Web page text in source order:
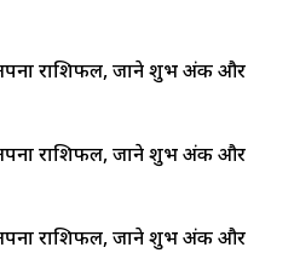
राशिफल, जाने शुभ अंक और
राशिफल, जाने शुभ अंक और
राशिफल, जाने शुभ अंक और